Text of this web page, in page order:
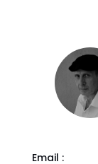
Email :